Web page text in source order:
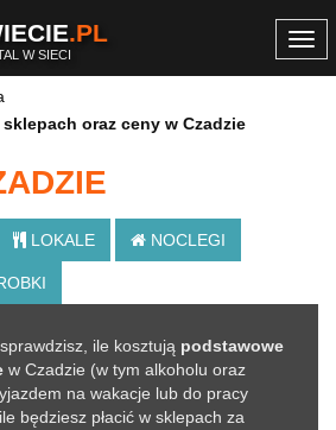
.PL
W SIECI
oraz ceny w Czadzie
LOKALE NOCLEGI
ile kosztują podstawowe
w Czadzie (w tym alkoholu oraz
na wakacje lub do pracy
będziesz płacić w sklepach za